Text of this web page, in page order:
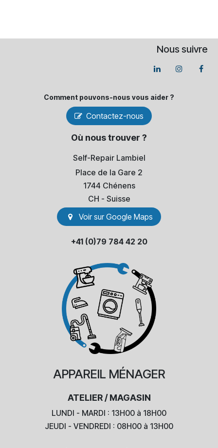
Nous suivre
Comment pouvons-​nous vous aider ?
Contactez-nous
Où nous trouver ?
Self-Repair Lambiel
Place de la Gare 2
1744 Chénens
​CH - Suisse
Voir sur Go​​ogle Maps
+41 (0)79 784 42 20
APPAREIL MÉNAGER
ATELIER / MAGASIN
LUNDI - MARDI : 13H00 à 18H00
JEUDI - VENDREDI : 08H00 à 13H00